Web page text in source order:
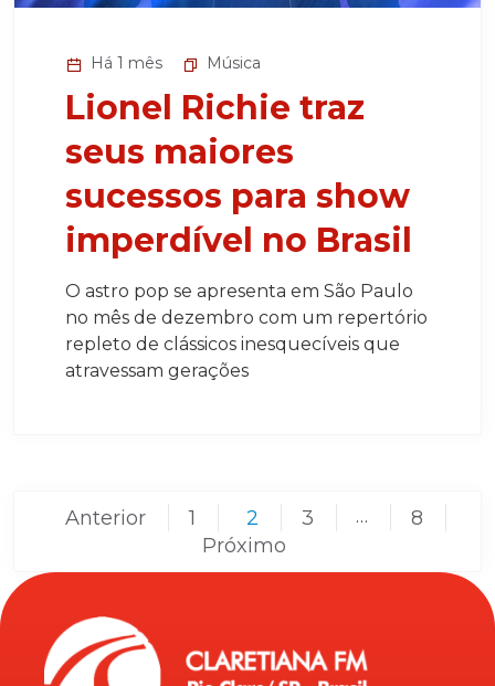
Há 1 mês Música
Lionel Richie traz
seus maiores
sucessos para show
imperdível no Brasil
O astro pop se apresenta em São Paulo
no mês de dezembro com um repertório
repleto de clássicos inesquecíveis que
atravessam gerações
Anterior 1 2 3 …
8
Próximo